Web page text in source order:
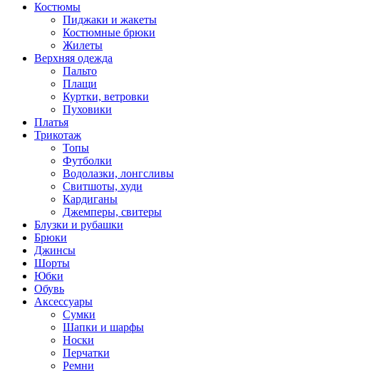
Костюмы
Пиджаки и жакеты
Костюмные брюки
Жилеты
Верхняя одежда
Пальто
Плащи
Куртки, ветровки
Пуховики
Платья
Трикотаж
Топы
Футболки
Водолазки, лонгсливы
Свитшоты, худи
Кардиганы
Джемперы, свитеры
Блузки и рубашки
Брюки
Джинсы
Шорты
Юбки
Обувь
Аксессуары
Сумки
Шапки и шарфы
Носки
Перчатки
Ремни